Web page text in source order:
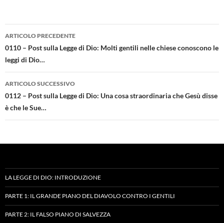
Navigazione
articolo
ARTICOLO PRECEDENTE
0110 – Post sulla Legge di Dio: Molti gentili nelle chiese conoscono le
leggi di Dio…
ARTICOLO SUCCESSIVO
0112 – Post sulla Legge di Dio: Una cosa straordinaria che Gesù disse
è che le Sue…
LA LEGGE DI DIO: INTRODUZIONE
PARTE 1: IL GRANDE PIANO DEL DIAVOLO CONTRO I GENTILI
PARTE 2: IL FALSO PIANO DI SALVEZZA